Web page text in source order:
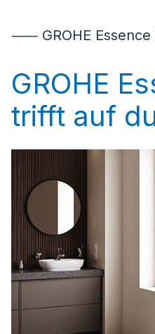
⸺ GROHE Essence
GROHE
trifft auf